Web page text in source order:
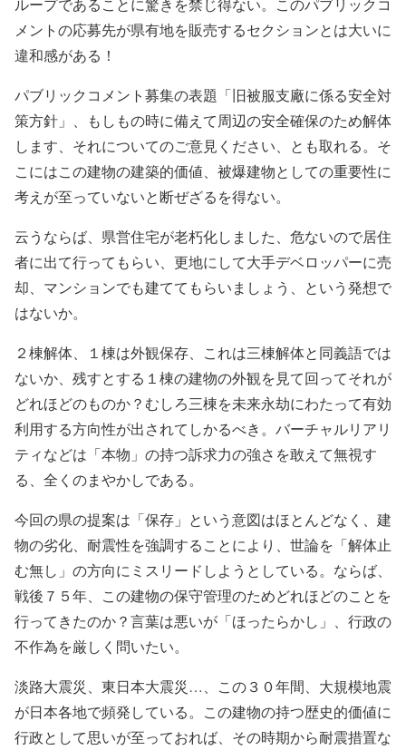
ループであることに驚きを禁じ得ない。このパブリックコ
メントの応募先が県有地を販売するセクションとは大いに
違和感がある！
パブリックコメント募集の表題「旧被服支廠に係る安全対
策方針」、もしもの時に備えて周辺の安全確保のため解体
します、それについてのご意見ください、とも取れる。そ
こにはこの建物の建築的価値、被爆建物としての重要性に
考えが至っていないと断ぜざるを得ない。
云うならば、県営住宅が老朽化しました、危ないので居住
者に出て行ってもらい、更地にして大手デベロッパーに売
却、マンションでも建ててもらいましょう、という発想で
はないか。
２棟解体、１棟は外観保存、これは三棟解体と同義語では
ないか、残すとする１棟の建物の外観を見て回ってそれが
どれほどのものか？むしろ三棟を未来永劫にわたって有効
利用する方向性が出されてしかるべき。バーチャルリアリ
ティなどは「本物」の持つ訴求力の強さを敢えて無視す
る、全くのまやかしである。
今回の県の提案は「保存」という意図はほとんどなく、建
物の劣化、耐震性を強調することにより、世論を「解体止
む無し」の方向にミスリードしようとしている。ならば、
戦後７５年、この建物の保守管理のためどれほどのことを
行ってきたのか？言葉は悪いが「ほったらかし」、行政の
不作為を厳しく問いたい。
淡路大震災、東日本大震災…、この３０年間、大規模地震
が日本各地で頻発している。この建物の持つ歴史的価値に
行政として思いが至っておれば、その時期から耐震措置な